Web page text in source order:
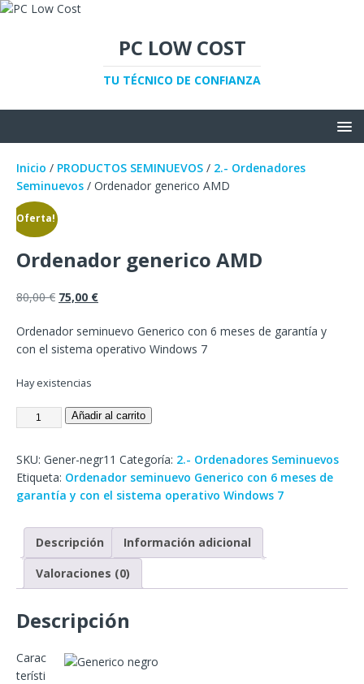
PC LOW COST
TU TÉCNICO DE CONFIANZA
Inicio / PRODUCTOS SEMINUEVOS / 2.- Ordenadores
Seminuevos / Ordenador generico AMD
¡Oferta!
Ordenador generico AMD
80,00€ 75,00 €
Ordenador seminuevo Generico con 6 meses de garantía y
con el sistema operativo Windows 7
Hay existencias
Añadir al carrito
SKU: Gener-negr11 Categoría: 2.- Ordenadores Seminuevos
Etiqueta: Ordenador seminuevo Generico con 6 meses de
garantía y con el sistema operativo Windows 7
Descripción
Información adicional
Valoraciones (0)
Descripción
Carac
terísti